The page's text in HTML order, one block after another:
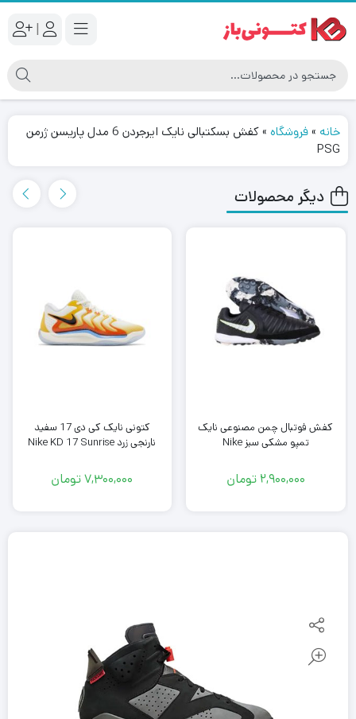
|
خانه »فروشگاه »
کفش بسکتبالی نایک ایرجردن 6 مدل پاریسن ژرمن
PSG
دیگر محصولات
کفش فوتبال چمن مصنوعی نایک
تمپو مشکی سبز Nike
2,900,000 تومان
کتونی نایک کی دی 17 سفید
نارنجی زرد Nike KD 17 Sunrise
7,300,000تومان